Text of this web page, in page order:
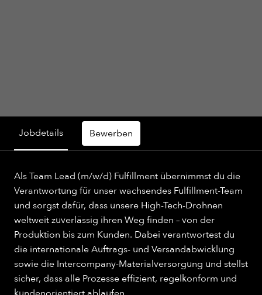
Jobdetails Bewerben
Als Team Lead (m/w/d) Fulfillment übernimmst du die
Verantwortung für unser wachsendes Fulfillment-Team
und sorgst dafür, dass unsere High-Tech-Drohnen
weltweit zuverlässig ihren Weg finden – von der
Produktion bis zum Kunden. Dabei verantwortest du
die internationale Auftrags- und Versandabwicklung
sowie die Intercompany-Materialversorgung und stellst
sicher, dass alle Prozesse effizient, regelkonform und